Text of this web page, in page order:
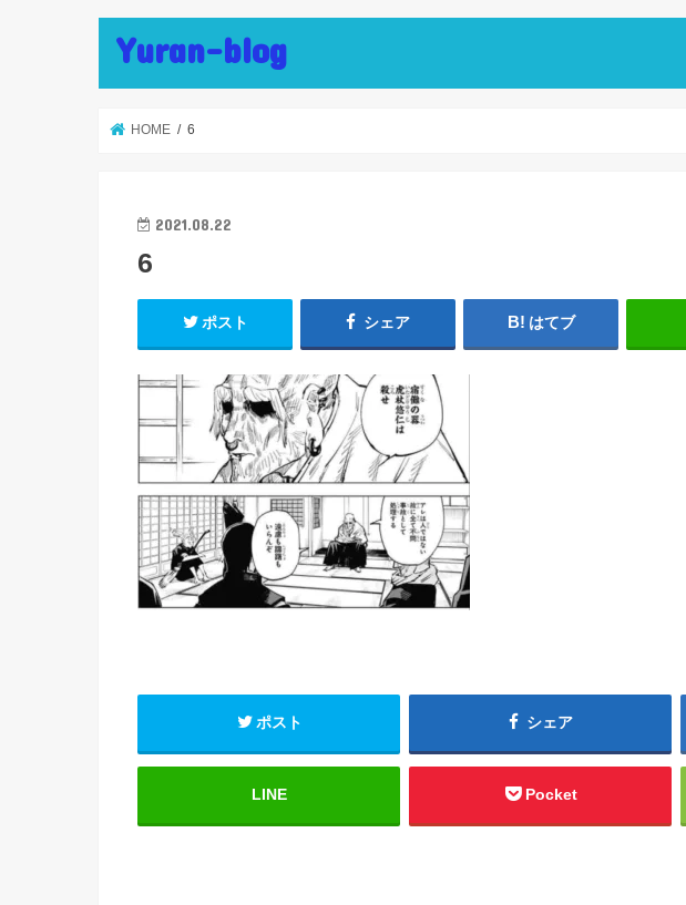
Yuran-blog
HOME 6
2021.08.22
6
ポスト シェア はてブ
ポスト シェア
LINE Pocket